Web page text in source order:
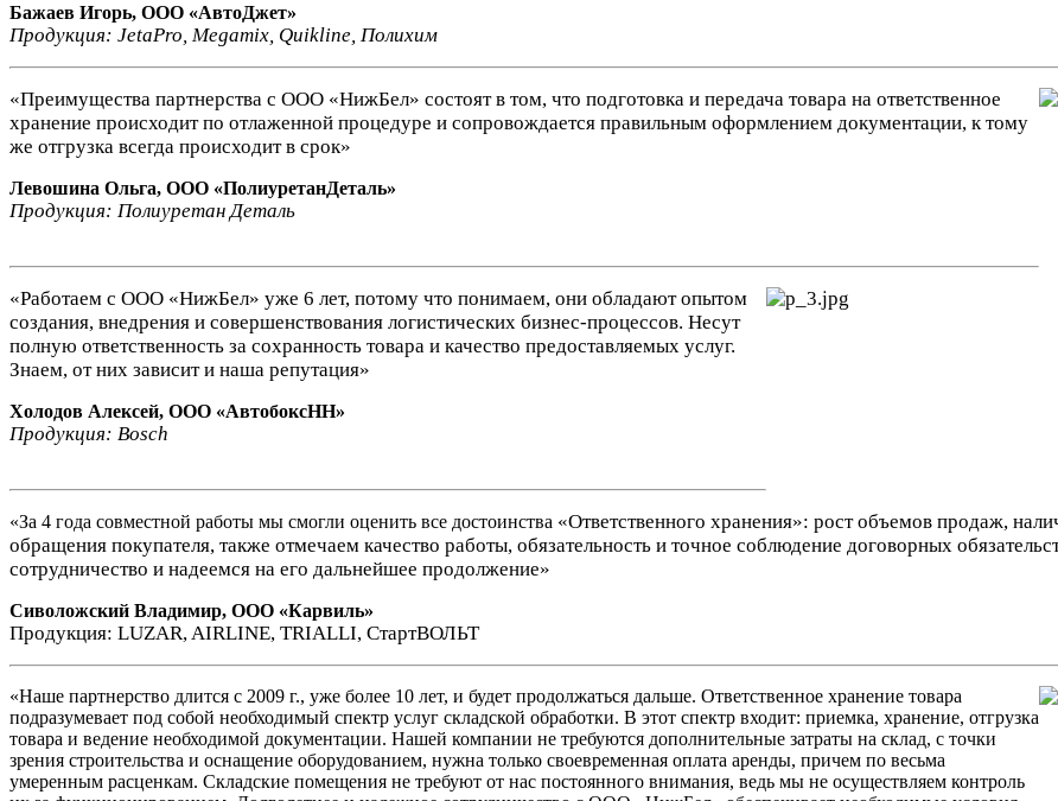
Бажаев Игорь, ООО «АвтоДжет»
Продукция: JetaPro, Megamix, Quikline, Полихим
«Преимущества партнерства с ООО «НижБел» состоят в том, что подготовка и передача товара на ответственное
хранение происходит по отлаженной процедуре и сопровождается правильным оформлением документации, к тому
же отгрузка всегда происходит в срок»
Левошина Ольга, ООО «ПолиуретанДеталь»
Продукция: Полиуретан Деталь
«Работаем с ООО «НижБел» уже 6 лет, потому что понимаем, они обладают опытом
создания, внедрения и совершенствования логистических бизнес-процессов. Несут
полную ответственность за сохранность товара и качество предоставляемых услуг.
Знаем, от них зависит и наша репутация»
Холодов Алексей, ООО «АвтобоксНН»
Продукция: Bosch
«За 4 года совместной работы мы смогли оценить все достоинства «Ответственного хранения»: рост объемов продаж,
обращения покупателя, также отмечаем качество работы, обязательность и точное соблюдение договорных
сотрудничество и надеемся на его дальнейшее продолжение»
Сиволожский Владимир, ООО «Карвиль»
Продукция: LUZAR, AIRLINE, TRIALLI, СтартВОЛЬТ
«Наше партнерство длится с 2009 г., уже более 10 лет, и будет продолжаться дальше. Ответственное хранение товара
подразумевает под собой необходимый спектр услуг складской обработки. В этот спектр входит: приемка, хранение, отгрузка
товара и ведение необходимой документации. Нашей компании не требуются дополнительные затраты на склад, с точки
зрения строительства и оснащение оборудованием, нужна только своевременная оплата аренды, причем по весьма
умеренным расценкам. Складские помещения не требуют от нас постоянного внимания, ведь мы не осуществляем контроль